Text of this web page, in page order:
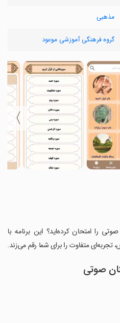
مذهبی
گروه فرهنگی آموزشی موعود
〉
صوتی را امتحان کرده‌اید؟ این برنامه با
تجربه‌ای متفاوت را برای شما رقم می‌زند.
صوتی